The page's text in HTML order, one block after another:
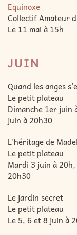
Equinoxe
Collectif Amateur
Le 11 mai à 15h
JUIN
Quand les anges
Le petit plateau
Dimanche 1er juin
juin à 20h30
L'héritage de
Le petit plateau
Mardi 3 juin à
20h30
Le jardin secret
Le petit plateau
Le 5, 6 et 8 juin à